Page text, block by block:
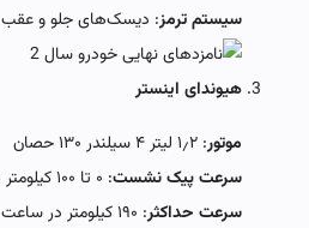
سیستم ترمز: دیسک‌های جلو و عقب
هیوندای اینستر
موتور: ۱٫۲ لیتر ۴ سیلندر ۱۳۰ حصان
سرعت پیک نشست: ۰ تا ۱۰۰ کیلومتر در ۹٫۵ ثانیه
سرعت حداکثر: ۱۹۰ کیلومتر در ساعت